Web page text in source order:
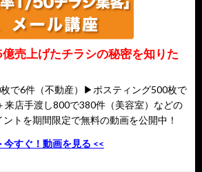
売上げたチラシの秘密を知りた
で6件（不動産）▶ポスティング500枚で
店手渡し800で380件（美容室）などの
トを期間限定で無料の動画を公開中！
今すぐ！動画を見る <<